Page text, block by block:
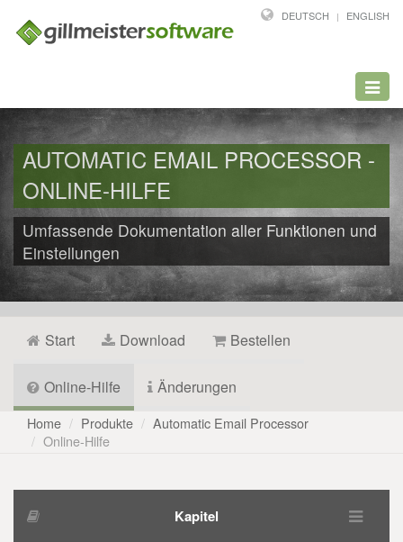
DEUTSCH ENGLISH
AUTOMATIC EMAIL PROCESSOR -
ONLINE-HILFE
Umfassende Dokumentation aller Funktionen und
Einstellungen
Start Download Bestellen
Online-Hilfe Änderungen
Home Produkte
Automatic Email Processor
Online-Hilfe
Kapitel